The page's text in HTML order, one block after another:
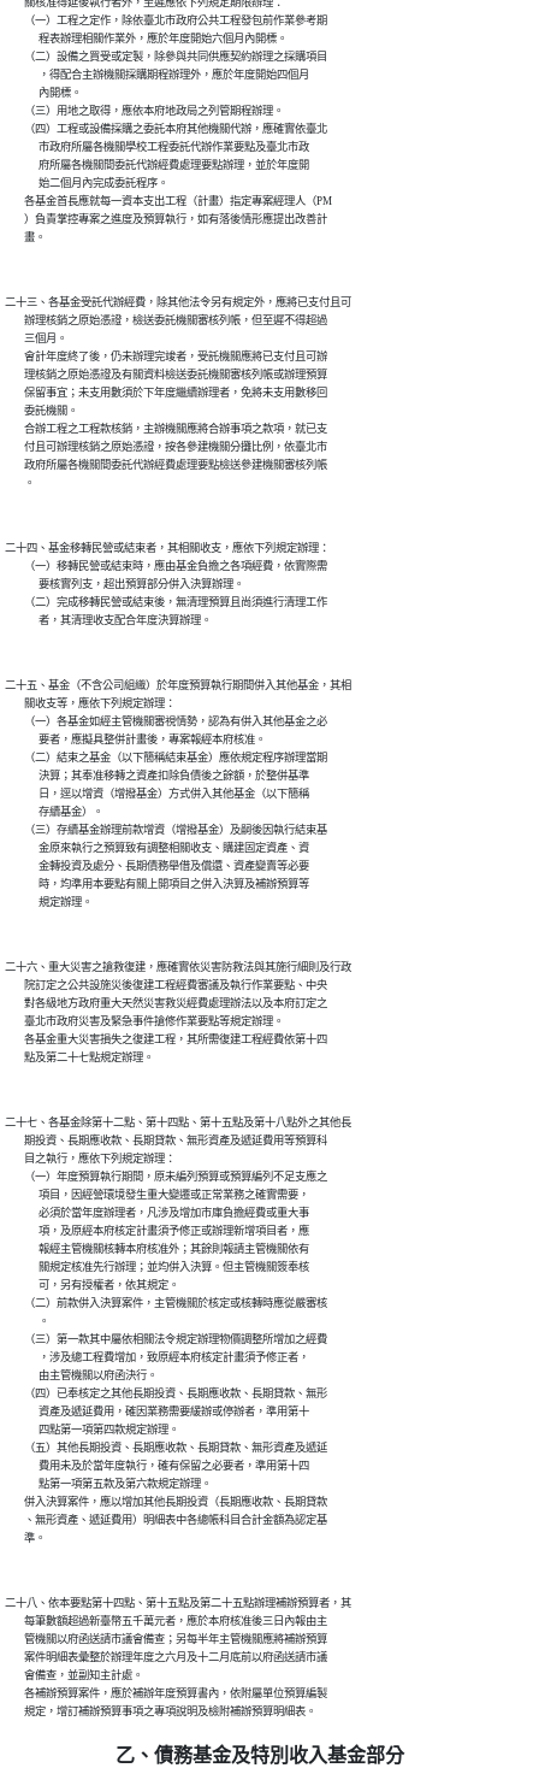
        （一）工程之定作，除依臺北市政府公共工程發包前作業參考期
              程表辦理相關作業外，應於年度開始六個月內開標。
        （二）設備之買受或定製，除參與共同供應契約辦理之採購項目
              ，得配合主辦機關採購期程辦理外，應於年度開始四個月
              內開標。
        （三）用地之取得，應依本府地政局之列管期程辦理。
        （四）工程或設備採購之委託本府其他機關代辦，應確實依臺北
              市政府所屬各機關學校工程委託代辦作業要點及臺北市政
              府所屬各機關間委託代辦經費處理要點辦理，並於年度開
              始二個月內完成委託程序。
        各基金首長應就每一資本支出工程（計畫）指定專案經理人（PM
        ）負責掌控專案之進度及預算執行，如有落後情形應提出改善計
二十三、各基金受託代辦經費，除其他法令另有規定外，應將已支付且可
        辦理核銷之原始憑證，檢送委託機關審核列帳，但至遲不得超過
        三個月。
        會計年度終了後，仍未辦理完竣者，受託機關應將已支付且可辦
        理核銷之原始憑證及有關資料檢送委託機關審核列帳或辦理預算
        保留事宜；未支用數須於下年度繼續辦理者，免將未支用數移回
        委託機關。
        合辦工程之工程款核銷，主辦機關應將合辦事項之款項，就已支
        付且可辦理核銷之原始憑證，按各參建機關分攤比例，依臺北市
        政府所屬各機關間委託代辦經費處理要點檢送參建機關審核列帳
二十四、基金移轉民營或結束者，其相關收支，應依下列規定辦理：
        （一）移轉民營或結束時，應由基金負擔之各項經費，依實際需
              要核實列支，超出預算部分併入決算辦理。
        （二）完成移轉民營或結束後，無清理預算且尚須進行清理工作
二十五、基金（不含公司組織）於年度預算執行期間併入其他基金，其相
        關收支等，應依下列規定辦理：
        （一）各基金如經主管機關審視情勢，認為有併入其他基金之必
              要者，應擬具整併計畫後，專案報經本府核准。
        （二）結束之基金（以下簡稱結束基金）應依規定程序辦理當期
              決算；其奉准移轉之資產扣除負債後之餘額，於整併基準
              日，逕以增資（增撥基金）方式併入其他基金（以下簡稱
              存續基金）。
        （三）存續基金辦理前款增資（增撥基金）及嗣後因執行結束基
              金原來執行之預算致有調整相關收支、購建固定資產、資
              金轉投資及處分、長期債務舉借及償還、資產變賣等必要
              時，均準用本要點有關上開項目之併入決算及補辦預算等
二十六、重大災害之搶救復建，應確實依災害防救法與其施行細則及行政
        院訂定之公共設施災後復建工程經費審議及執行作業要點、中央
        對各級地方政府重大天然災害救災經費處理辦法以及本府訂定之
        臺北市政府災害及緊急事件搶修作業要點等規定辦理。
        各基金重大災害損失之復建工程，其所需復建工程經費依第十四
二十七、各基金除第十二點、第十四點、第十五點及第十八點外之其他長
        期投資、長期應收款、長期貸款、無形資產及遞延費用等預算科
        目之執行，應依下列規定辦理：
        （一）年度預算執行期間，原未編列預算或預算編列不足支應之
              項目，因經營環境發生重大變遷或正常業務之確實需要，
              必須於當年度辦理者，凡涉及增加市庫負擔經費或重大事
              項，及原經本府核定計畫須予修正或辦理新增項目者，應
              報經主管機關核轉本府核准外；其餘則報請主管機關依有
              關規定核准先行辦理；並均併入決算。但主管機關簽奉核
              可，另有授權者，依其規定。
        （二）前款併入決算案件，主管機關於核定或核轉時應從嚴審核
              。
        （三）第一款其中屬依相關法令規定辦理物價調整所增加之經費
              ，涉及總工程費增加，致原經本府核定計畫須予修正者，
              由主管機關以府函決行。
        （四）已奉核定之其他長期投資、長期應收款、長期貸款、無形
              資產及遞延費用，確因業務需要緩辦或停辦者，準用第十
              四點第一項第四款規定辦理。
        （五）其他長期投資、長期應收款、長期貸款、無形資產及遞延
              費用未及於當年度執行，確有保留之必要者，準用第十四
              點第一項第五款及第六款規定辦理。
        併入決算案件，應以增加其他長期投資（長期應收款、長期貸款
        、無形資產、遞延費用）明細表中各總帳科目合計金額為認定基
二十八、依本要點第十四點、第十五點及第二十五點辦理補辦預算者，其
        每筆數額超過新臺幣五千萬元者，應於本府核准後三日內報由主
        管機關以府函送請市議會備查；另每半年主管機關應將補辦預算
        案件明細表彙整於辦理年度之六月及十二月底前以府函送請市議
        會備查，並副知主計處。
        各補辦預算案件，應於補辦年度預算書內，依附屬單位預算編製
乙、債務基金及特別收入基金部分